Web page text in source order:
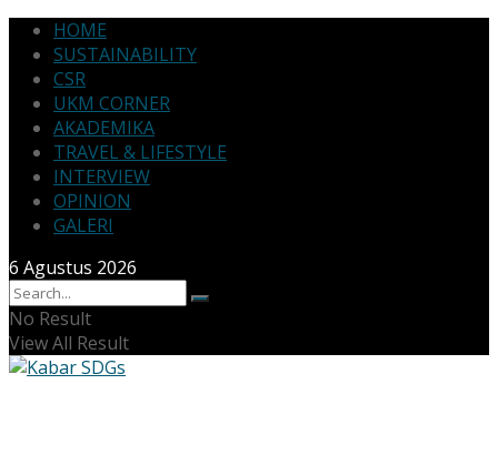
HOME
SUSTAINABILITY
CSR
UKM CORNER
AKADEMIKA
TRAVEL & LIFESTYLE
INTERVIEW
OPINION
GALERI
6 Agustus 2026
No Result
View All Result